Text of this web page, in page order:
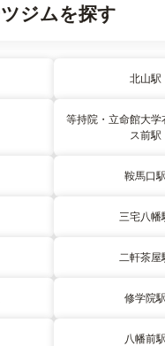
ジムを探す
北山駅
等持院・立命館大学
ス前駅
鞍馬口駅
三宅八幡
二軒茶屋
修学院駅
八幡前駅